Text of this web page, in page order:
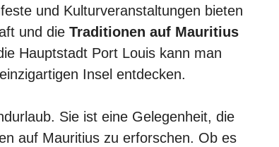
und Kulturveranstaltungen bieten
und die Traditionen auf Mauritius
Hauptstadt Port Louis kann man
Insel entdecken.
Sie ist eine Gelegenheit, die
auf Mauritius zu erforschen. Ob es